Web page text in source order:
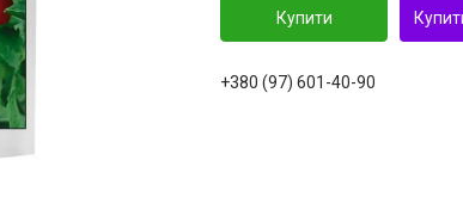
Купити
+380 (97) 601-40-90